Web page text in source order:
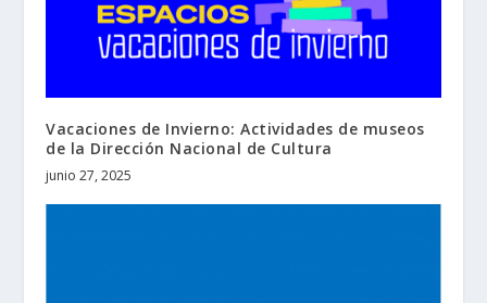
Vacaciones de Invierno: Actividades de museos
de la Dirección Nacional de Cultura
junio 27, 2025